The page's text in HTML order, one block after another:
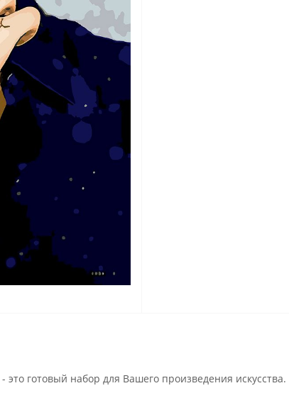
- это готовый набор для Вашего произведения